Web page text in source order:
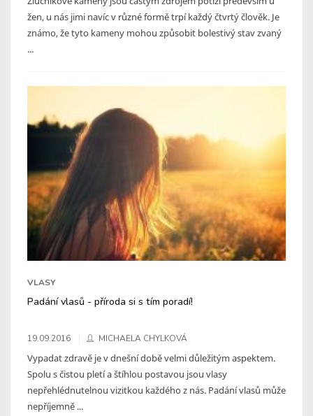
žen, u nás jimi navíc v různé formě trpí každý čtvrtý člověk. Je
známo, že tyto kameny mohou způsobit bolestivý stav zvaný
...
VLASY
Padání vlasů - příroda si s tím poradí!
19.09.2016 MICHAELA CHYLKOVÁ
Vypadat zdravě je v dnešní době velmi důležitým aspektem.
Spolu s čistou pletí a štíhlou postavou jsou vlasy
nepřehlédnutelnou vizitkou každého z nás. Padání vlasů může
nepříjemně ...